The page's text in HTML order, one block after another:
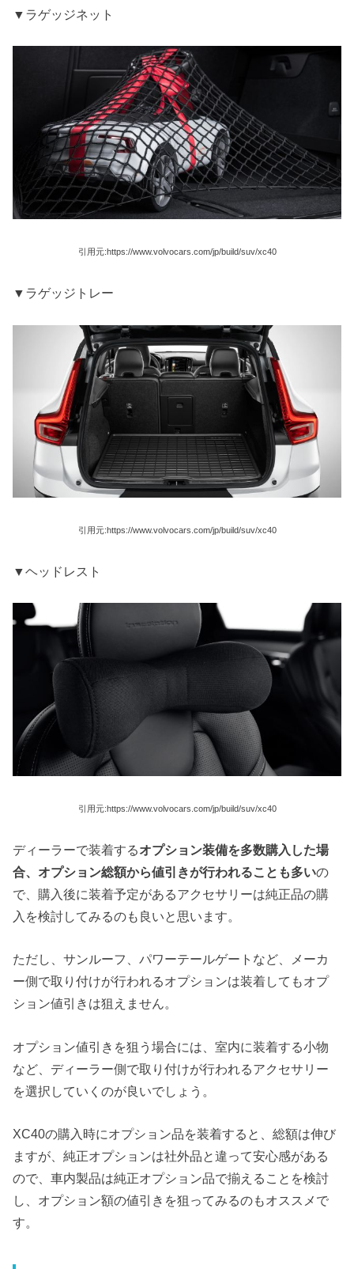
▼ラゲッジネット
引用元:https://www.volvocars.com/jp/build/suv/xc40
▼ラゲッジトレー
引用元:https://www.volvocars.com/jp/build/suv/xc40
▼ヘッドレスト
引用元:https://www.volvocars.com/jp/build/suv/xc40
ディーラーで装着するオプション装備を多数購入した場
合、オプション総額から値引きが行われることも多いの
で、購入後に装着予定があるアクセサリーは純正品の購
入を検討してみるのも良いと思います。
ただし、サンルーフ、パワーテールゲートなど、メーカ
ー側で取り付けが行われるオプションは装着してもオプ
ション値引きは狙えません。
オプション値引きを狙う場合には、室内に装着する小物
など、ディーラー側で取り付けが行われるアクセサリー
を選択していくのが良いでしょう。
XC40の購入時にオプション品を装着すると、総額は伸び
ますが、純正オプションは社外品と違って安心感がある
ので、車内製品は純正オプション品で揃えることを検討
し、オプション額の値引きを狙ってみるのもオススメで
す。